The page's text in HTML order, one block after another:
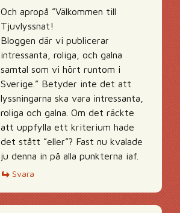
Och apropå ”Välkommen till
Tjuvlyssnat!
Bloggen där vi publicerar
intressanta, roliga, och galna
samtal som vi hört runtom i
Sverige.” Betyder inte det att
lyssningarna ska vara intressanta,
roliga och galna. Om det räckte
att uppfylla ett kriterium hade
det stått ”eller”? Fast nu kvalade
ju denna in på alla punkterna iaf.
Svara